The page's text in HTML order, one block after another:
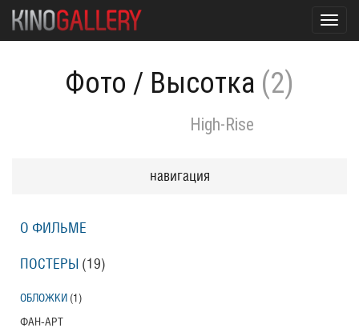
Фото / Высотка (2)
High-Rise
навигация
О ФИЛЬМЕ
ПОСТЕРЫ (19)
ОБЛОЖКИ (1)
ФАН-АРТ